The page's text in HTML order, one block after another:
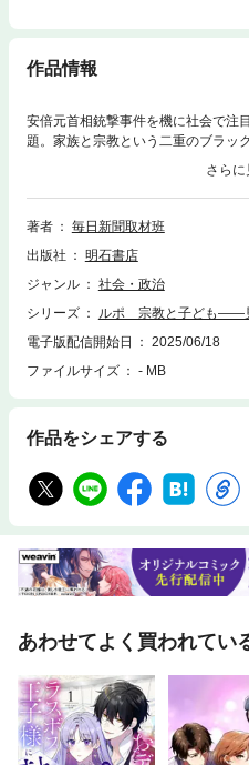
作品情報
安倍元首相銃撃事件を機に社会で注
題。家族と宗教という二重のブラッ
されてきた一人一人の苦難を丁寧に
機関が過去にどう対応してきたかを
著者
毎日新聞取材班
出版社
明石書店
ジャンル
社会・政治
シリーズ
ルポ 宗教と子ども――
電子版配信開始日
2025/06/18
ファイルサイズ
- MB
作品をシェアする
あわせてよく買われてい